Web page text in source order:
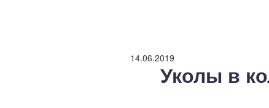
14.06.2019
Уколы в